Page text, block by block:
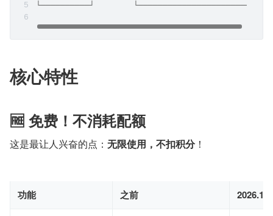
└──────────┘        └──────────────────────┘
核心特性
🆓 免费！不消耗配额
这是最让人兴奋的点： 无限使用，不扣积分！
功能 之前 2026.1